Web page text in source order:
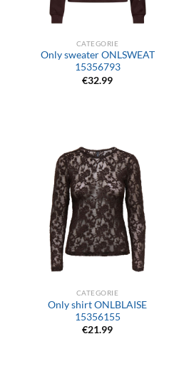
CATEGORIE
Only sweater ONLSWEAT
15356793
€32.99
CATEGORIE
Only shirt ONLBLAISE
15356155
€21.99